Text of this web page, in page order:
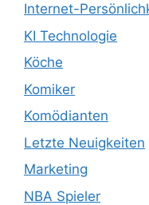
Internet-
KI Technologie
Köche
Komiker
Komödianten
Letzte Neuigkeiten
Marketing
NBA Spieler